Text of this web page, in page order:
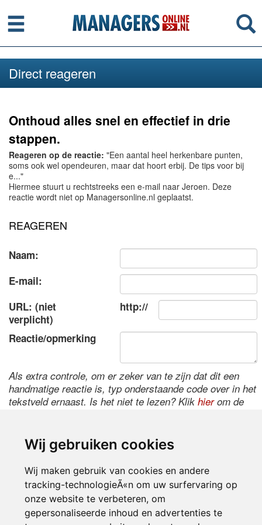
Wij gebruiken cookies
Wij maken gebruik van cookies en andere
tracking-technologieÃ«n om uw surfervaring op
onze website te verbeteren, om
gepersonaliseerde inhoud en advertenties te
Menu
Direct reageren
Onthoud alles snel en effectief in drie
stappen.
Reageren op de reactie: "Een aantal heel herkenbare punten,
soms ook wel opendeuren, maar dat hoort erbij. De tips voor bij
e..."
Hiermee stuurt u rechtstreeks een e-mail naar Jeroen. Deze
reactie wordt niet op Managersonline.nl geplaatst.
REAGEREN
Naam:
E-mail:
URL: (niet
verplicht)
http://
Reactie/opmerking
Als extra controle, om er zeker van te zijn dat dit een
handmatige reactie is, typ onderstaande code over in het
tekstveld ernaast. Is het niet te lezen? Klik hierom de